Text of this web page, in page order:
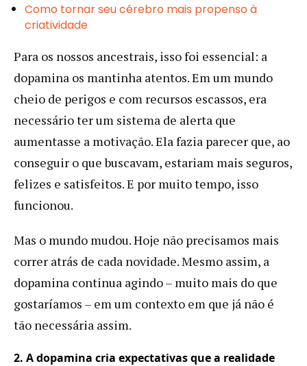
Como tornar seu cérebro mais propenso à
criatividade
Para os nossos ancestrais, isso foi essencial: a
dopamina os mantinha atentos. Em um mundo
cheio de perigos e com recursos escassos, era
necessário ter um sistema de alerta que
aumentasse a motivação. Ela fazia parecer que, ao
conseguir o que buscavam, estariam mais seguros,
felizes e satisfeitos. E por muito tempo, isso
funcionou.
Mas o mundo mudou. Hoje não precisamos mais
correr atrás de cada novidade. Mesmo assim, a
dopamina continua agindo – muito mais do que
gostaríamos – em um contexto em que já não é
tão necessária assim.
2. A dopamina cria expectativas que a realidade